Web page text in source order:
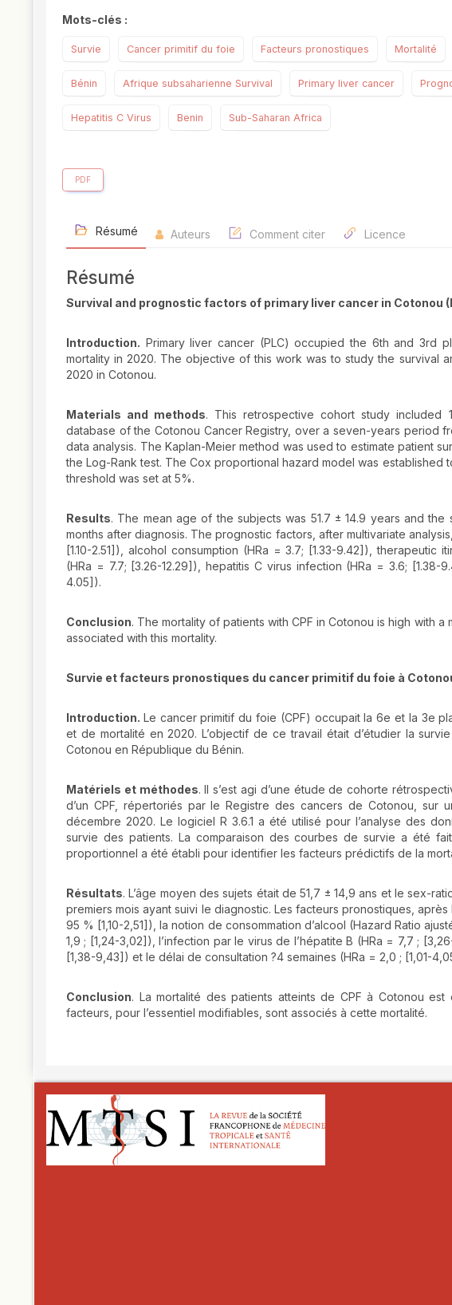
Mots-clés :
Survie Cancer primitif du foie Facteurs pronostiques Mortalité
Bénin Afrique subsaharienne Survival Primary liver cancer
Hepatitis C Virus Benin Sub-Saharan Africa
PDF
Résumé Auteurs Comment citer Licence
Résumé
Survival and prognostic factors of primary liver cancer in Cotonou
Introduction. Primary liver cancer (PLC) occupied the 6th and 3rd
mortality in 2020. The objective of this work was to study the survival
2020 in Cotonou.
Materials and methods. This retrospective cohort study included
database of the Cotonou Cancer Registry, over a seven-years period
data analysis. The Kaplan-Meier method was used to estimate patient
the Log-Rank test. The Cox proportional hazard model was
threshold was set at 5%.
Results. The mean age of the subjects was 51.7 ± 14.9 years and
months after diagnosis. The prognostic factors, after multivariate
[1.10-2.51]), alcohol consumption (HRa = 3.7; [1.33-9.42]), therapeutic
(HRa = 7.7; [3.26-12.29]), hepatitis C virus infection (HRa = 3.6;
4.05]).
Conclusion. The mortality of patients with CPF in Cotonou is high with
associated with this mortality.
Survie et facteurs pronostiques du cancer primitif du foie à
Introduction. Le cancer primitif du foie (CPF) occupait la 6e et la 3e
et de mortalité en 2020. L’objectif de ce travail était d’étudier la
Cotonou en République du Bénin.
Matériels et méthodes. Il s’est agi d’une étude de cohorte
d’un CPF, répertoriés par le Registre des cancers de Cotonou, sur
décembre 2020. Le logiciel R 3.6.1 a été utilisé pour l’analyse des
survie des patients. La comparaison des courbes de survie a été
proportionnel a été établi pour identifier les facteurs prédictifs de la
Résultats. L’âge moyen des sujets était de 51,7 ± 14,9 ans et le sex-
premiers mois ayant suivi le diagnostic. Les facteurs pronostiques,
95 % [1,10-2,51]), la notion de consommation d’alcool (Hazard Ratio
1,9 ; [1,24-3,02]), l’infection par le virus de l’hépatite B (HRa = 7,7 ;
[1,38-9,43]) et le délai de consultation ?4 semaines (HRa = 2,0 ; [1,01-
Conclusion. La mortalité des patients atteints de CPF à Cotonou
facteurs, pour l’essentiel modifiables, sont associés à cette mortalité.